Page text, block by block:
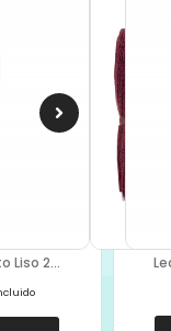
Liso 2...